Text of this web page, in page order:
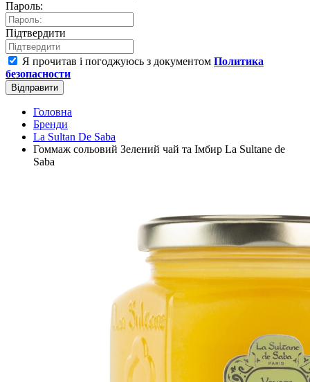
Пароль:
Підтвердити
Я прочитав і погоджуюсь з документом Политика
безопасности
Відправити
Головна
Бренди
La Sultan De Saba
Гоммаж сольовий Зелений чай та Імбир La Sultane de
Saba